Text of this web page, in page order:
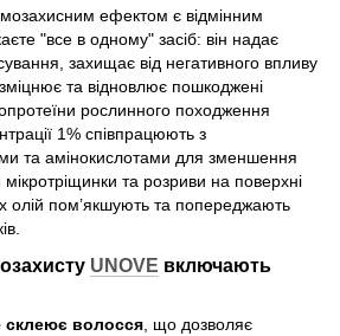
ефектом є відмінним
"все в одному" засіб: він надає
захищає від негативного впливу
зміцнює та відновлює пошкоджені
рослинного походження
1% співпрацюють з
та амінокислотами для зменшення
та розриви на поверхні
олій пом’якшують та попереджають
UNOVE включають
склеює волосся , що дозволяє